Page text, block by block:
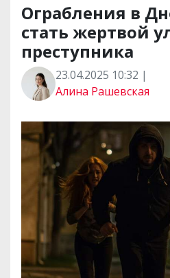
Ограбления в
стать жертвой
преступника
23.04.2025 10:32 |
Алина Рашевская